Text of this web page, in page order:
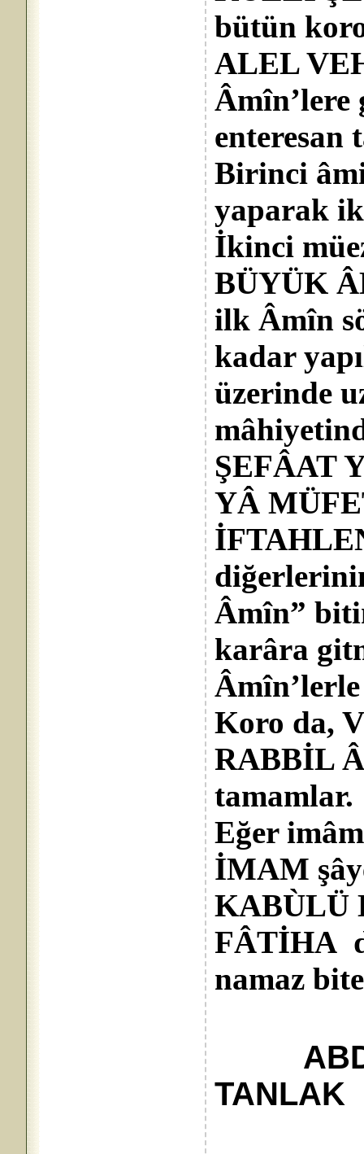
bütün
ALEL
Âmîn’lere
enteresan
Birinci
yaparak
İkinci
BÜYÜK
ilk Âmîn
kadar
üzerinde
ŞEFÂAT
YÂ
Âmîn”
karâra
Koro da,
RABBİL
tamamlar.
Eğer
İMAM
KABÙLÜ
FÂTİHA
namaz
TANLAK